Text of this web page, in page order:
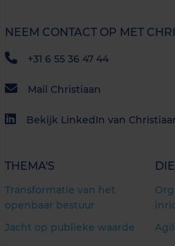
NEEM CONTACT OP MET
+31 6 55 36 47 44
Mail Christiaan
Bekijk LinkedIn van
THEMA'S
Transformatie van het
openbaar bestuur
Jacht op publieke waarde